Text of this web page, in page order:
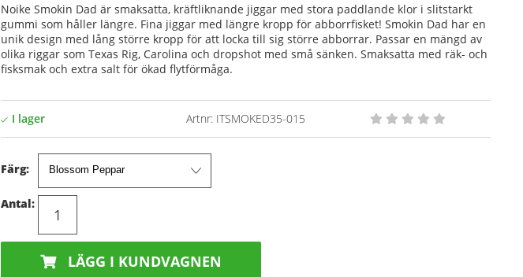
Noike Smokin Dad är smaksatta, kräftliknande jiggar med stora paddlande klor i slitstarkt
gummi som håller längre. Fina jiggar med längre kropp för abborrfisket! Smokin Dad har en
unik design med lång större kropp för att locka till sig större abborrar. Passar en mängd av
olika riggar som Texas Rig, Carolina och dropshot med små sänken. Smaksatta med räk- och
fisksmak och extra salt för ökad flytförmåga.
Artnr: ITSMOKED35-015
Färg:
Antal:
LÄGG I KUNDVAGNEN